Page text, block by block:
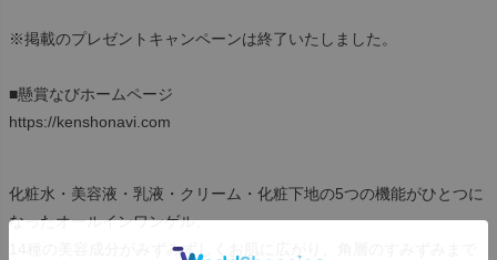
※掲載のプレゼントキャンペーンは終了いたしました。
■懸賞なびホームページ
https://kenshonavi.com
化粧水・美容液・乳液・クリーム・化粧下地の5つの機能がひとつに
なったオールインワンゲル。
14種の美容成分がみずみずしくお肌に広がり、角層のすみずみまで